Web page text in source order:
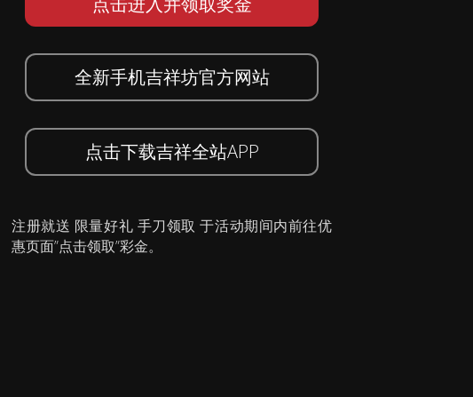
全新手机吉祥坊官方网站
点击下载吉祥全站APP
注册就送 限量好礼 手刀领取 于活动期间内前往优
惠页面”点击领取”彩金。